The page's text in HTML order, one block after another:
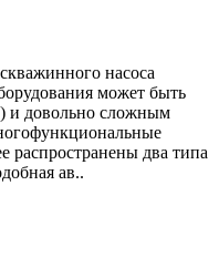
насоса
может быть
и довольно сложным
распространены два типа
ав..